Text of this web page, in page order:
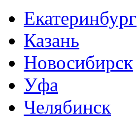
Екатеринбург
Казань
Новосибирск
Уфа
Челябинск